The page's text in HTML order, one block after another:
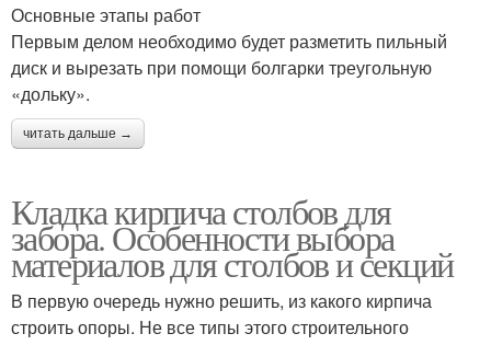
Основные этапы работ
Первым делом необходимо будет разметить пильный
диск и вырезать при помощи болгарки треугольную
«дольку».
читать дальше →
Кладка кирпича столбов для
забора. Особенности выбора
материалов для столбов и секций
В первую очередь нужно решить, из какого кирпича
строить опоры. Не все типы этого строительного